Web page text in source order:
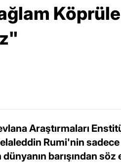
Araştırmaları
Rumi'nin
barışından